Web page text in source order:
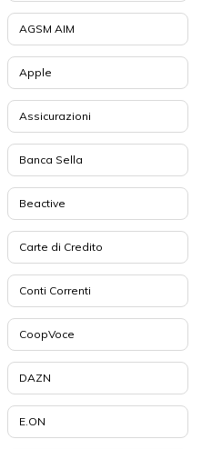
AGSM AIM
Apple
Assicurazioni
Banca Sella
Beactive
Carte di Credito
Conti Correnti
CoopVoce
DAZN
E.ON